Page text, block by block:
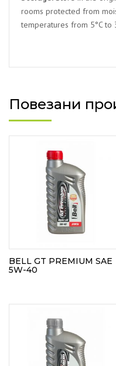
rooms protected from
temperatures from 5°C to
Повезани
BELL GT PREMIUM SAE
5W-40